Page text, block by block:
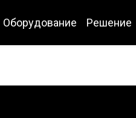
Оборудование Решение